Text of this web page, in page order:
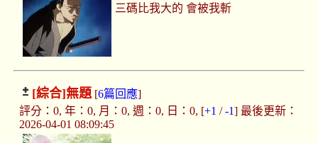
三碼比我大的 會被我斬
[綜合]無題[6篇回應]
評分：0, 年：0, 月：0, 週：0, 日：0, [+1 /-1] 最後更新：
2026-04-01 08:09:45